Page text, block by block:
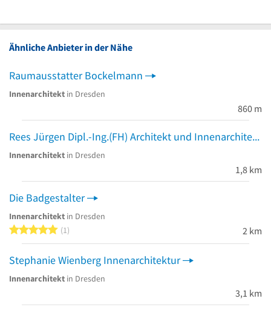
Ähnliche Anbieter in der Nähe
Raumausstatter Bockelmann
Innenarchitekt in Dresden
860 m
Rees Jürgen Dipl.-Ing.(FH) Architekt und Innenarchitekt
Innenarchitekt in Dresden
1,8 km
Die Badgestalter
Innenarchitekt in Dresden
5 von 5 Sternen
1 2 km
Stephanie Wienberg Innenarchitektur
Innenarchitekt in Dresden
3,1 km